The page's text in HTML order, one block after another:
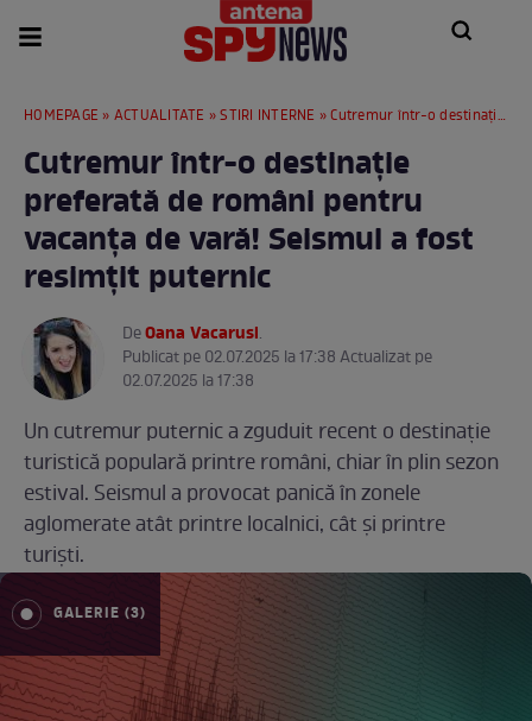
HOMEPAGE » ACTUALITATE »STIRI INTERNE » Cutremur într-o destinație preferată de români pentru vacanța de vară! Seismul a fost resimţit puternic
Cutremur într-o destinație
preferată de români pentru
vacanța de vară! Seismul a fost
resimţit puternic
DeOana Vacarusi.
Publicat pe 02.07.2025 la 17:38 Actualizat pe
02.07.2025 la 17:38
Un cutremur puternic a zguduit recent o destinație
turistică populară printre români, chiar în plin sezon
estival. Seismul a provocat panică în zonele
aglomerate atât printre localnici, cât și printre
turiști.
GALERIE (3)